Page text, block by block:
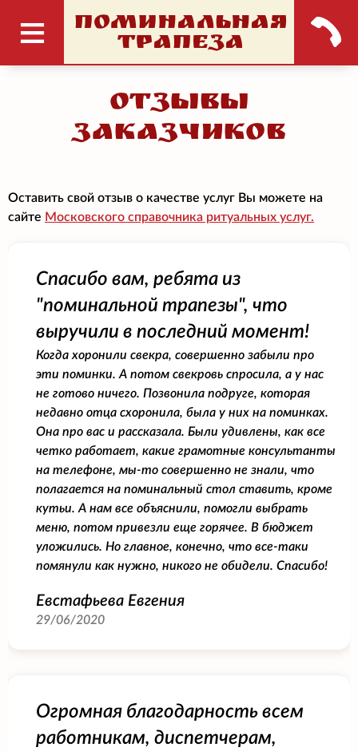
ПОМИНАЛЬНАЯ
ТРАПЕЗА
Отзывы
заказчиков
Оставить свой отзыв о качестве услуг Вы можете на
сайте Московского справочника ритуальных услуг.
Спасибо вам, ребята из
"поминальной трапезы", что
выручили в последний момент!
Когда хоронили свекра, совершенно забыли про
эти поминки. А потом свекровь спросила, а у нас
не готово ничего. Позвонила подруге, которая
недавно отца схоронила, была у них на поминках.
Она про вас и рассказала. Были удивлены, как все
четко работает, какие грамотные консультанты
на телефоне, мы-то совершенно не знали, что
полагается на поминальный стол ставить, кроме
кутьи. А нам все объяснили, помогли выбрать
меню, потом привезли еще горячее. В бюджет
уложились. Но главное, конечно, что все-таки
помянули как нужно, никого не обидели. Спасибо!
Евстафьева Евгения
29/06/2020
Огромная благодарность всем
работникам, диспетчерам,